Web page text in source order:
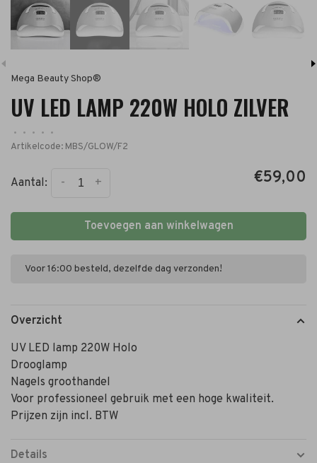
Mega Beauty Shop®
UV LED LAMP 220W HOLO ZILVER
• • • •
•
Artikelcode: MBS/GLOW/F2
Aantal: +
- €59,00
Toevoegen aan winkelwagen
Voor 16:00 besteld, dezelfde dag verzonden!
Overzicht
UV LED lamp 220W Holo
Drooglamp
Nagels groothandel
Voor professioneel gebruik met een hoge kwaliteit.
Prijzen zijn incl. BTW
Details